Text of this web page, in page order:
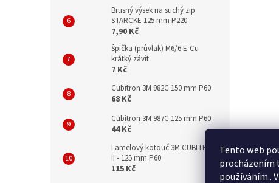
Tento web
procházením
používáním..
Brusný výsek na suchý zip
STARCKE 125 mm P220
7,90 Kč
Špička (průvlak) M6/6 E-Cu
krátký závit
7 Kč
Cubitron 3M 982C 150 mm P60
68 Kč
Cubitron 3M 987C 125 mm P60
44 Kč
Lamelový kotouč 3M CUBITRON
II - 125 mm P60
115 Kč